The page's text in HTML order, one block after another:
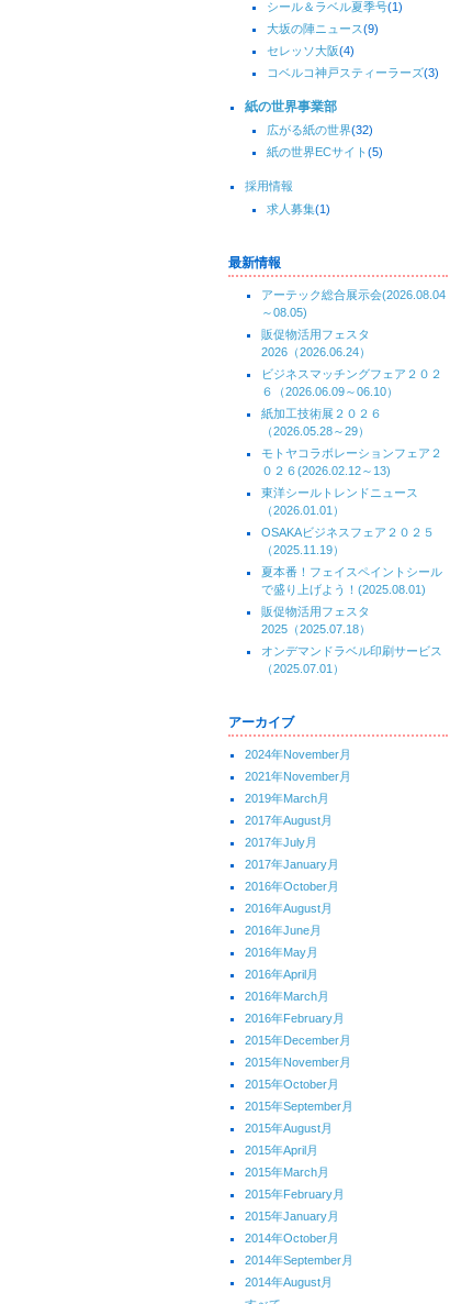
シール＆ラベル夏季号(1)
大坂の陣ニュース(9)
セレッソ大阪(4)
コベルコ神戸スティーラーズ(3)
紙の世界事業部
広がる紙の世界(32)
紙の世界ECサイト(5)
採用情報
求人募集(1)
最新情報
アーテック総合展示会(2026.08.04
～08.05)
販促物活用フェスタ
2026（2026.06.24）
ビジネスマッチングフェア２０２
６（2026.06.09～06.10）
紙加工技術展２０２６
（2026.05.28～29）
モトヤコラボレーションフェア２
０２６(2026.02.12～13)
東洋シールトレンドニュース
（2026.01.01）
OSAKAビジネスフェア２０２５
（2025.11.19）
夏本番！フェイスペイントシール
で盛り上げよう！(2025.08.01)
販促物活用フェスタ
2025（2025.07.18）
オンデマンドラベル印刷サービス
（2025.07.01）
アーカイブ
2024年November月
2021年November月
2019年March月
2017年August月
2017年July月
2017年January月
2016年October月
2016年August月
2016年June月
2016年May月
2016年April月
2016年March月
2016年February月
2015年December月
2015年November月
2015年October月
2015年September月
2015年August月
2015年April月
2015年March月
2015年February月
2015年January月
2014年October月
2014年September月
2014年August月